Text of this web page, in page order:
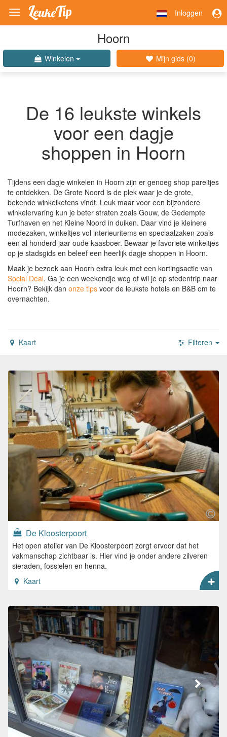
Toggle
navigation
Inloggen
Hoorn
Winkelen Mijn gids (0)
De 16 leukste winkels
voor een dagje
shoppen in Hoorn
Tijdens een dagje winkelen in Hoorn zijn er genoeg shop pareltjes
te ontdekken. De Grote Noord is de plek waar je de grote,
bekende winkelketens vindt. Leuk maar voor een bijzondere
winkelervaring kun je beter straten zoals Gouw, de Gedempte
Turfhaven en het Kleine Noord in duiken. Daar vind je kleinere
modezaken, winkeltjes vol interieuritems en speciaalzaken zoals
een al honderd jaar oude kaasboer. Bewaar je favoriete winkeltjes
op je stadsgids en beleef een heerlijk dagje shoppen in Hoorn.
Maak je bezoek aan Hoorn extra leuk met een kortingsactie van
Social Deal. Ga je een weekendje weg of wil je op stedentrip naar
Hoorn? Bekijk dan onze tips voor de leukste hotels en B&B om te
overnachten.
Kaart Filteren
De Kloosterpoort
Het open atelier van De Kloosterpoort zorgt ervoor dat het
vakmanschap zichtbaar is. Hier vind je onder andere zilveren
sieraden, fossielen en henna.
Kaart